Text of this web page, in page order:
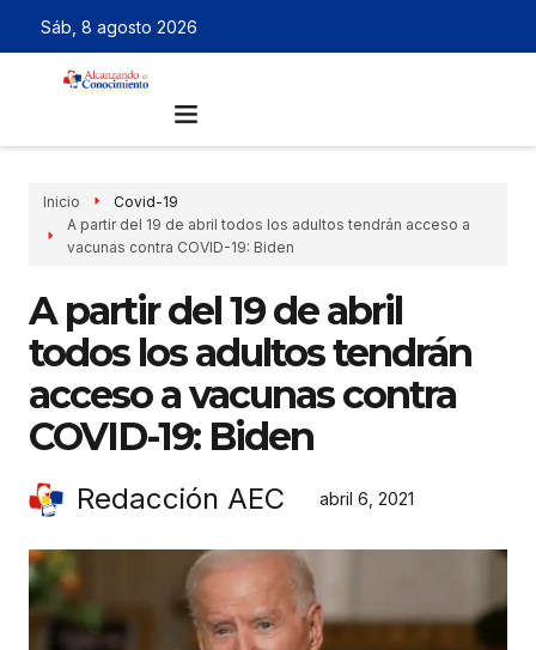
Sáb, 8 agosto 2026
Inicio
Covid-19
A partir del 19 de abril todos los adultos tendrán acceso a
vacunas contra COVID-19: Biden
A partir del 19 de abril
todos los adultos tendrán
acceso a vacunas contra
COVID-19: Biden
Redacción AEC abril 6, 2021